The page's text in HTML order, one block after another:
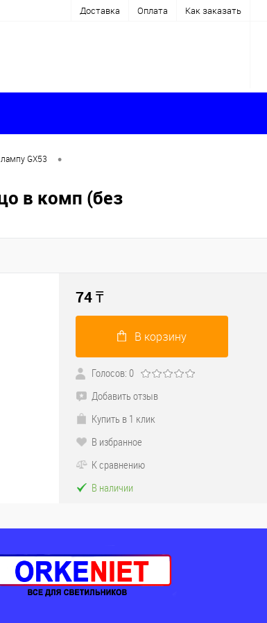
Доставка Оплата Как заказать
GX53 •
в комп (без
74₸
В корзину
Голосов: 0
Добавить отзыв
Купить в 1 клик
В избранное
К сравнению
В наличии